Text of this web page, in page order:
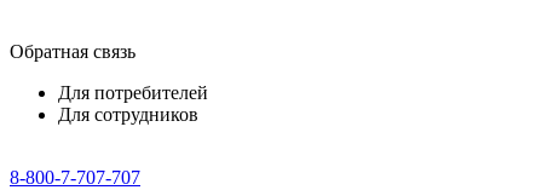
Обратная связь
Для потребителей
Для сотрудников
8-800-7-707-707